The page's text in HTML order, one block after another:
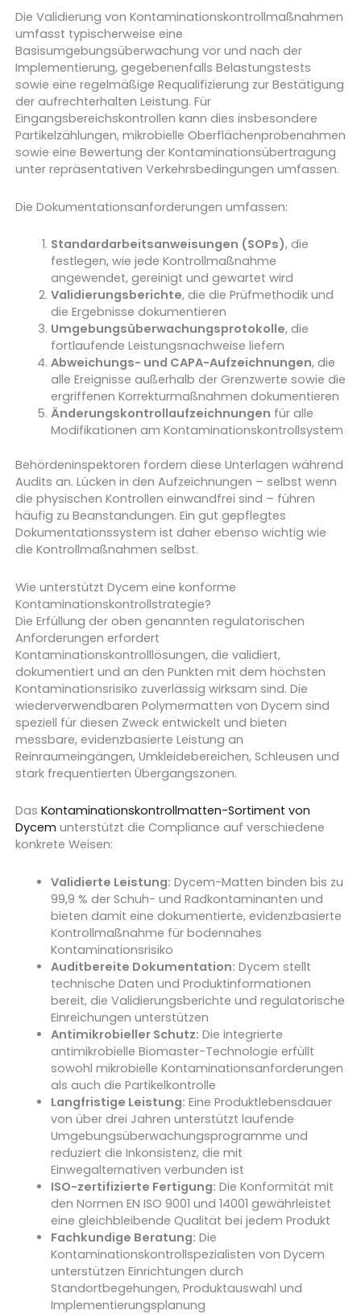
Die Validierung von Kontaminationskontrollmaßnahmen
umfasst typischerweise eine
Basisumgebungsüberwachung vor und nach der
Implementierung, gegebenenfalls Belastungstests
sowie eine regelmäßige Requalifizierung zur Bestätigung
der aufrechterhalten Leistung. Für
Eingangsbereichskontrollen kann dies insbesondere
Partikelzählungen, mikrobielle Oberflächenprobenahmen
sowie eine Bewertung der Kontaminationsübertragung
unter repräsentativen Verkehrsbedingungen umfassen.
Die Dokumentationsanforderungen umfassen:
Standardarbeitsanweisungen (SOPs), die
festlegen, wie jede Kontrollmaßnahme
angewendet, gereinigt und gewartet wird
Validierungsberichte, die die Prüfmethodik und
die Ergebnisse dokumentieren
Umgebungsüberwachungsprotokolle, die
fortlaufende Leistungsnachweise liefern
Abweichungs- und CAPA-Aufzeichnungen, die
alle Ereignisse außerhalb der Grenzwerte sowie die
ergriffenen Korrekturmaßnahmen dokumentieren
Änderungskontrollaufzeichnungen für alle
Modifikationen am Kontaminationskontrollsystem
Behördeninspektoren fordern diese Unterlagen während
Audits an. Lücken in den Aufzeichnungen – selbst wenn
die physischen Kontrollen einwandfrei sind – führen
häufig zu Beanstandungen. Ein gut gepflegtes
Dokumentationssystem ist daher ebenso wichtig wie
die Kontrollmaßnahmen selbst.
Wie unterstützt Dycem eine konforme
Kontaminationskontrollstrategie?
Die Erfüllung der oben genannten regulatorischen
Anforderungen erfordert
Kontaminationskontrolllösungen, die validiert,
dokumentiert und an den Punkten mit dem höchsten
Kontaminationsrisiko zuverlässig wirksam sind. Die
wiederverwendbaren Polymermatten von Dycem sind
speziell für diesen Zweck entwickelt und bieten
messbare, evidenzbasierte Leistung an
Reinraumeingängen, Umkleidebereichen, Schleusen und
stark frequentierten Übergangszonen.
Das Kontaminationskontrollmatten-Sortiment von
Dycem unterstützt die Compliance auf verschiedene
konkrete Weisen:
Validierte Leistung: Dycem-Matten binden bis zu
99,9 % der Schuh- und Radkontaminanten und
bieten damit eine dokumentierte, evidenzbasierte
Kontrollmaßnahme für bodennahes
Kontaminationsrisiko
Auditbereite Dokumentation: Dycem stellt
technische Daten und Produktinformationen
bereit, die Validierungsberichte und regulatorische
Einreichungen unterstützen
Antimikrobieller Schutz: Die integrierte
antimikrobielle Biomaster-Technologie erfüllt
sowohl mikrobielle Kontaminationsanforderungen
als auch die Partikelkontrolle
Langfristige Leistung: Eine Produktlebensdauer
von über drei Jahren unterstützt laufende
Umgebungsüberwachungsprogramme und
reduziert die Inkonsistenz, die mit
Einwegalternativen verbunden ist
ISO-zertifizierte Fertigung: Die Konformität mit
den Normen EN ISO 9001 und 14001 gewährleistet
eine gleichbleibende Qualität bei jedem Produkt
Fachkundige Beratung: Die
Kontaminationskontrollspezialisten von Dycem
unterstützen Einrichtungen durch
Standortbegehungen, Produktauswahl und
Implementierungsplanung